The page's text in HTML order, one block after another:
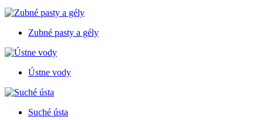
Zubné pasty a gély
Ústne vody
Suché ústa